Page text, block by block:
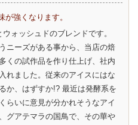
強くなります。
ォッシュドのブレンドです。
ニーズがある事から、当店の焙
くの試作品を作り仕上げ、社内
れました。従来のアイスにはな
か、はずすか!? 最近は発酵系を
らいに意見が分かれそうなアイ
グアテマラの国鳥で、その華や